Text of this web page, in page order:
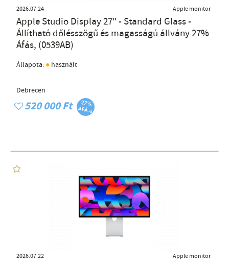
2026.07.24 Apple monitor
Apple Studio Display 27" - Standard Glass -
Állítható dőlésszögű és magasságú állvány 27%
Áfás, (0539AB)
Állapota: ● használt
Debrecen
520 000 Ft
2026.07.22 Apple monitor